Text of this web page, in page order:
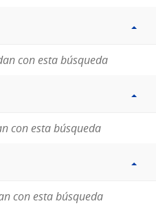
con esta búsqueda
con esta búsqueda
con esta búsqueda